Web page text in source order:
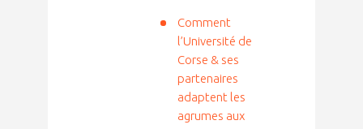
Comment
l’Université de
Corse & ses
partenaires
adaptent les
agrumes aux